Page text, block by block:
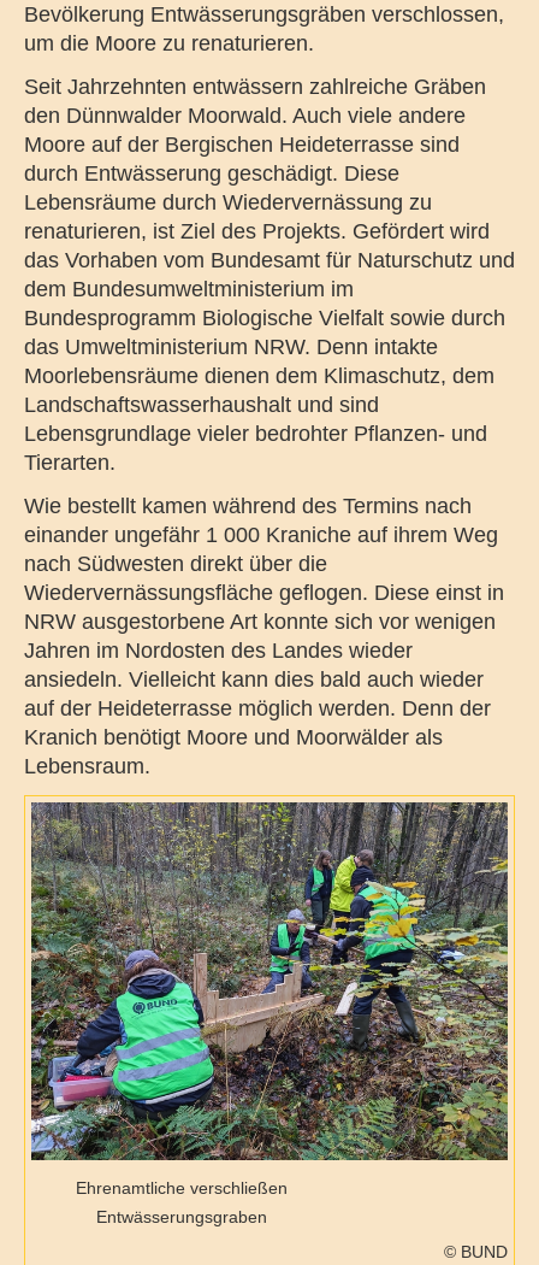
Bevölkerung Entwässerungsgräben verschlossen,
um die Moore zu renaturieren.
Seit Jahrzehnten entwässern zahlreiche Gräben
den Dünnwalder Moorwald. Auch viele andere
Moore auf der Bergischen Heideterrasse sind
durch Entwässerung geschädigt. Diese
Lebensräume durch Wiedervernässung zu
renaturieren, ist Ziel des Projekts. Gefördert wird
das Vorhaben vom Bundesamt für Naturschutz und
dem Bundesumweltministerium im
Bundesprogramm Biologische Vielfalt sowie durch
das Umweltministerium NRW. Denn intakte
Moorlebensräume dienen dem Klimaschutz, dem
Landschaftswasserhaushalt und sind
Lebensgrundlage vieler bedrohter Pflanzen- und
Tierarten.
Wie bestellt kamen während des Termins nach
einander ungefähr 1 000 Kraniche auf ihrem Weg
nach Südwesten direkt über die
Wiedervernässungsfläche geflogen. Diese einst in
NRW ausgestorbene Art konnte sich vor wenigen
Jahren im Nordosten des Landes wieder
ansiedeln. Vielleicht kann dies bald auch wieder
auf der Heideterrasse möglich werden. Denn der
Kranich benötigt Moore und Moorwälder als
Lebensraum.
Ehrenamtliche verschließen
Entwässerungsgraben
© BUND